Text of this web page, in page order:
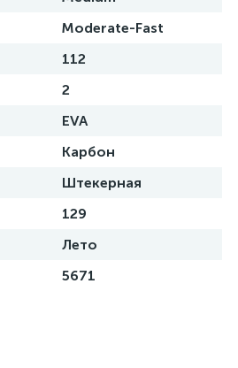
Moderate-Fast
112
2
EVA
Карбон
Штекерная
129
Лето
5671